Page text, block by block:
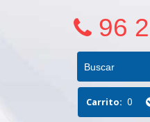
96
Carrito: 0